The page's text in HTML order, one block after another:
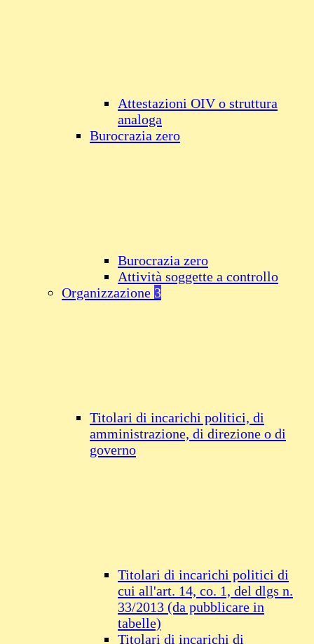
Attestazioni OIV o struttura
analoga
Burocrazia zero
Burocrazia zero
Attività soggette a controllo
Organizzazione 3
Titolari di incarichi politici, di
amministrazione, di direzione o di
governo
Titolari di incarichi politici di
cui all'art. 14, co. 1, del dlgs n.
33/2013 (da pubblicare in
tabelle)
Titolari di incarichi di